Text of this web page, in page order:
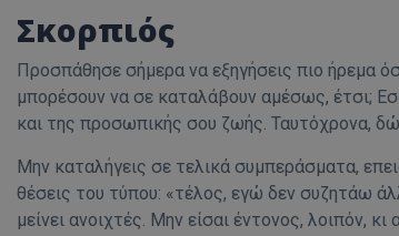
Σκορπιός
Προσπάθησε σήμερα να εξηγήσεις πιο ήρεμα
μπορέσουν να σε καταλάβουν αμέσως, έτσι;
και της προσωπικής σου ζωής. Ταυτόχρονα,
Μην καταλήγεις σε τελικά συμπεράσματα,
θέσεις του τύπου: «τέλος, εγώ δεν συζητάω
μείνει ανοιχτές. Μην είσαι έντονος, λοιπόν, κι